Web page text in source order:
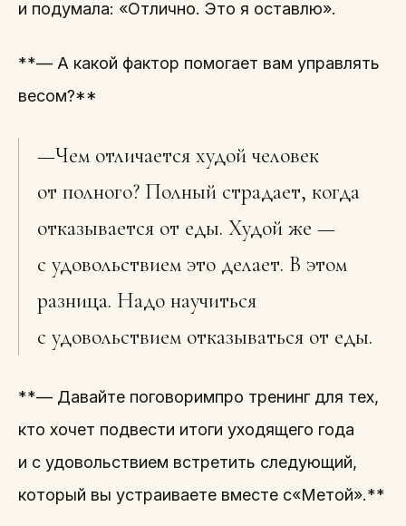
и подумала: «Отлично. Это я оставлю».
**— А какой фактор помогает вам управлять
весом?**
—Чем отличается худой человек
от полного? Полный страдает, когда
отказывается от еды. Худой же —
с удовольствием это делает. В этом
разница. Надо научиться
с удовольствием отказываться от еды.
**— Давайте поговоримпро тренинг для тех,
кто хочет подвести итоги уходящего года
и с удовольствием встретить следующий,
который вы устраиваете вместе с«Метой».**